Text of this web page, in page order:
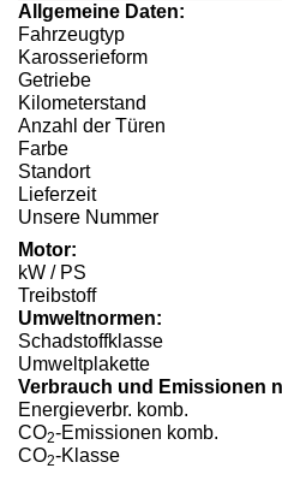
Allgemeine Daten:
Fahrzeugtyp
Karosserieform
Getriebe
Kilometerstand
Anzahl der Türen
Farbe
Standort
Lieferzeit
Unsere Nummer
Motor:
kW / PS
Treibstoff
Umweltnormen:
Schadstoffklasse
Umweltplakette
Verbrauch und Emissionen
Energieverbr. komb.
CO2-Emissionen komb.
CO2-Klasse